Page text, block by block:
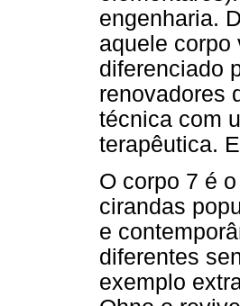
engenharia.
aquele corpo
diferenciado
renovadores
técnica com
terapêutica.
O corpo 7 é
cirandas
e
diferentes
exemplo